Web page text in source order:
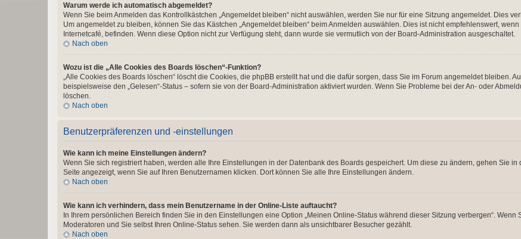
Warum werde ich automatisch abgemeldet?
Wenn Sie beim Anmelden das Kontrollkästchen „Angemeldet bleiben“ nicht auswählen, werden Sie nur für eine Sitzung angemeldet. Dies
Um angemeldet zu bleiben, können Sie das Kästchen „Angemeldet bleiben“ beim Anmelden auswählen. Dies ist nicht empfehlenswert,
Internetcafé, befinden. Wenn diese Option nicht zur Verfügung steht, dann wurde sie vermutlich von der Board-Administration ausgeschaltet.
Nach oben
Wozu ist die „Alle Cookies des Boards löschen“-Funktion?
„Alle Cookies des Boards löschen“ löscht die Cookies, die phpBB erstellt hat und die dafür sorgen, dass Sie im Forum angemeldet bleiben.
beispielsweise den „Gelesen“-Status – sofern sie von der Board-Administration aktiviert wurden. Wenn Sie Probleme bei der An- oder
löschen.
Nach oben
Benutzerpräferenzen und -einstellungen
Wie kann ich meine Einstellungen ändern?
Wenn Sie sich registriert haben, werden alle Ihre Einstellungen in der Datenbank des Boards gespeichert. Um diese zu ändern, gehen Sie
Seite angezeigt, wenn Sie auf Ihren Benutzernamen klicken. Dort können Sie alle Ihre Einstellungen ändern.
Nach oben
Wie kann ich verhindern, dass mein Benutzername in der Online-Liste auftaucht?
In Ihrem persönlichen Bereich finden Sie in den Einstellungen eine Option „Meinen Online-Status während dieser Sitzung verbergen“. Wenn
Moderatoren und Sie selbst Ihren Online-Status sehen. Sie werden dann als unsichtbarer Besucher gezählt.
Nach oben